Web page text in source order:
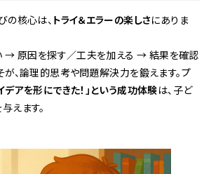
の核心は、 トライ＆エラーの楽しさにありま
→ 原因を探す／工夫を加える → 結果を確認
が、論理的思考や問題解決力を鍛えます。プ
デアを形にできた！」という成功体験は、子ど
えます。